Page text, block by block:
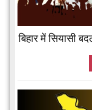
बिहार में सियासी